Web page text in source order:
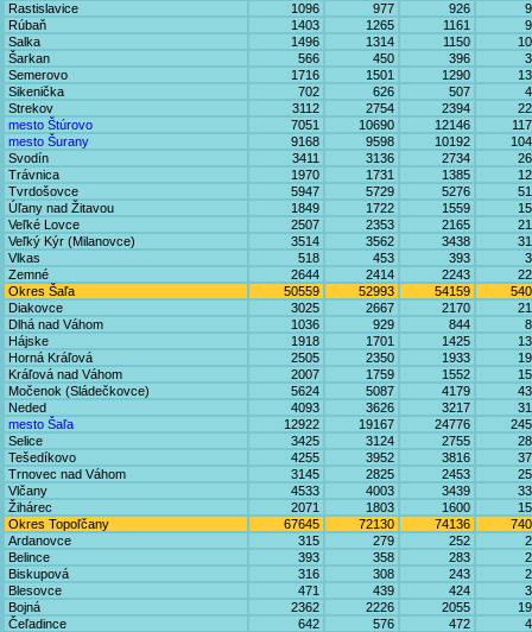
Rastislavice
1096 977 926
Rúbaň
1403 1265 1161
Salka
1496 1314 1150
Šarkan
566 450 396
Semerovo
1716 1501 1290
Sikenička
702 626 507
Strekov
3112 2754 2394
mesto Štúrovo
7051 10690 12146
mesto Šurany
9168 9598 10192
Svodín
3411 3136 2734
Trávnica
1970 1731 1385
Tvrdošovce
5947 5729 5276
Úľany nad Žitavou
1849 1722 1559
Veľké Lovce
2507 2353 2165
Veľký Kýr (Milanovce)
3514 3562 3438
Vlkas
518 453 393
Zemné
2644 2414 2243
Okres Šaľa
50559 52993 54159
Diakovce
3025 2667 2170
Dlhá nad Váhom
1036 929 844
Hájske
1918 1701 1425
Horná Kráľová
2505 2350 1933
Kráľová nad Váhom
2007 1759 1552
Močenok (Sládečkovce)
5624 5087 4179
Neded
4093 3626 3217
mesto Šaľa
12922 19167 24776
Selice
3425 3124 2755
Tešedíkovo
4255 3952 3816
Trnovec nad Váhom
3145 2825 2453
Vlčany
4533 4003 3439
Žihárec
2071 1803 1600
Okres Topoľčany
67645 72130 74136
Ardanovce
315 279 252
Belince
393 358 283
Biskupová
316 308 243
Blesovce
471 439 424
Bojná
2362 2226 2055
Čeľadince
642 576 472